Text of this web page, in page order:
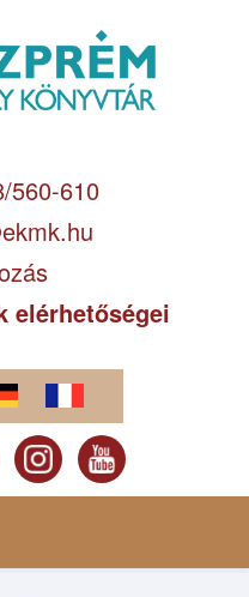
560-610
elérhetőségei